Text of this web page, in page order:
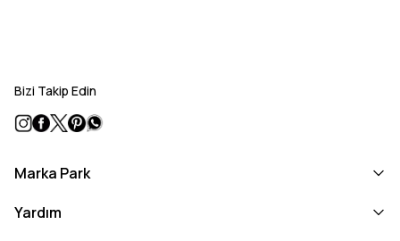
Bizi Takip Edin
Marka Park
Yardım